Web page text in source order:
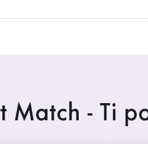
Match - Ti